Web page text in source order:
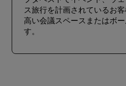
ス旅行を計画されているお
高い会議スペースまたはボ
す。